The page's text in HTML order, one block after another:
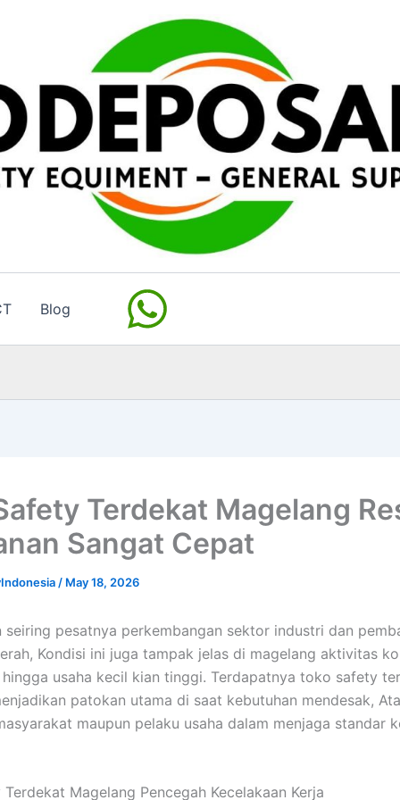
Blog
Terdekat Magelang
Sangat Cepat
/ May 18, 2026
seiring pesatnya perkembangan sektor industri dan
Kondisi ini juga tampak jelas di magelang aktivitas
usaha kecil kian tinggi. Terdapatnya toko safety
patokan utama di saat kebutuhan mendesak,
maupun pelaku usaha dalam menjaga standar
Magelang Pencegah Kecelakaan Kerja